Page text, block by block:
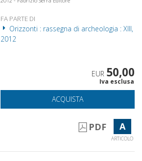
FA PARTE DI
Orizzonti : rassegna di archeologia : XIII,
2012
EUR 50,00
Iva esclusa
ACQUISTA
PDF A
ARTICOLO